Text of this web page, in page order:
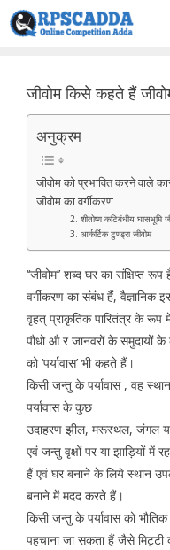
Skip
to
जीवोम किसे कहते हैं
अनुक्रम
जीवोम को प्रभावित करने वाले
जीवोम का वर्गीकरण
2. शीतोष्ण कटिबंधीय घासभूमि
3. आर्कर्टिक टुण्ड्रा जीवोम
‘‘जीवोम’’ शब्द घर का संक्षिप्त
वर्गीकरण का संबंध हैं, वैज्ञानिक
वृहत् प्राकृतिक पारितंत्र के रूप
पौधो औ र जानवरों के समुदायों
को ‘पर्यावास’ भी कहते हैं।
किसी जन्तु के पर्यावास , वह
पर्यावास के कुछ
उदाहरण झील, मरूस्थल, जंगल
एवं जन्तु वृक्षों पर या झाड़ियों में
हैं एवं घर बनाने के लिये स्थान
बनाने में मदद करते हैं।
किसी जन्तु के पर्यावास को
पहचाना जा सकता हैं जैसे